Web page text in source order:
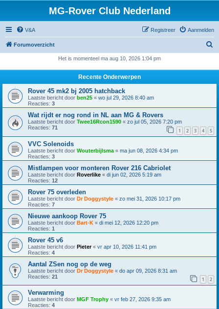
MG-Rover Club Nederland
V&A Aanmelden
Registreer
Forumoverzicht
Het is momenteel ma aug 10, 2026 1:04 pm
Recente Onderwerpen
Rover 45 mk2 bj 2005 hatchback
Laatste bericht door ben25 « wo jul 29, 2026 8:40 am
Reacties: 3
Wat rijdt er nog rond in NL aan MG & Rovers
Laatste bericht door Twee16Rcon1590 « zo jul 05, 2026 7:20 pm
Reacties: 71 1 2 3 4 5
VVC Solenoids
Laatste bericht door Wouterbijlsma « ma jun 08, 2026 4:34 pm
Reacties: 3
Mistlampen voor monteren Rover 216 Cabriolet
Laatste bericht door Roverlike « di jun 02, 2026 5:19 am
Reacties: 12
Rover 75 overleden
Laatste bericht door Dr Doggystyle « zo mei 31, 2026 10:17 pm
Reacties: 7
Nieuwe aankoop Rover 75
Laatste bericht door Bart-K « di mei 12, 2026 12:20 pm
Reacties: 1
Rover 45 v6
Laatste bericht door Pieter« vr apr 10, 2026 11:41 pm
Reacties: 4
Aantal ZSen nog op de weg
Laatste bericht door Dr Doggystyle « do apr 09, 2026 8:31 am
Reacties: 21 1 2
Verwarming
Laatste bericht door MGF Trophy « vr feb 27, 2026 9:35 am
Reacties: 4